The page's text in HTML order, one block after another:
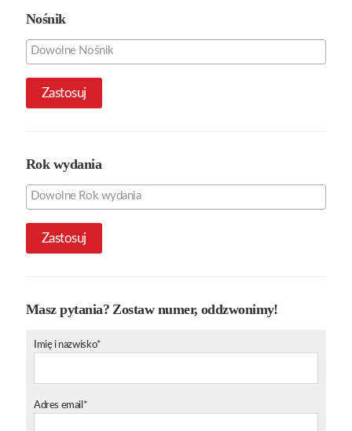
Nośnik
Zastosuj
Rok wydania
Zastosuj
Masz pytania? Zostaw numer, oddzwonimy!
Imię i nazwisko*
Adres email*